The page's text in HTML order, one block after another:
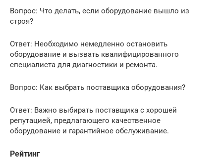
Вопрос: Что делать, если оборудование вышло из
строя?
Ответ: Необходимо немедленно остановить
оборудование и вызвать квалифицированного
специалиста для диагностики и ремонта.
Вопрос: Как выбрать поставщика оборудования?
Ответ: Важно выбирать поставщика с хорошей
репутацией, предлагающего качественное
оборудование и гарантийное обслуживание.
Рейтинг